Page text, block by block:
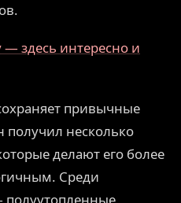
— здесь интересно и
привычные
получил несколько
делают его более
Среди